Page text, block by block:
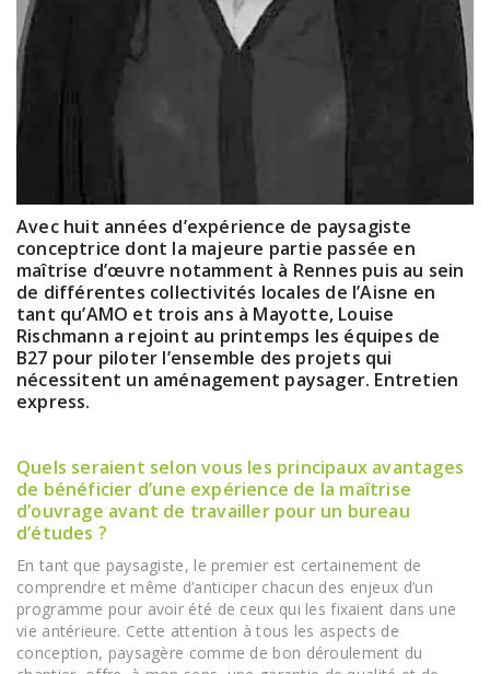
Avec huit années d’expérience de paysagiste
conceptrice dont la majeure partie passée en
maîtrise d’œuvre notamment à Rennes puis au sein
de différentes collectivités locales de l’Aisne en
tant qu’AMO et trois ans à Mayotte, Louise
Rischmann a rejoint au printemps les équipes de
B27 pour piloter l’ensemble des projets qui
nécessitent un aménagement paysager. Entretien
express.
Quels seraient selon vous les principaux avantages
de bénéficier d’une expérience de la maîtrise
d’ouvrage avant de travailler pour un bureau
d’études ?
En tant que paysagiste, le premier est certainement de
comprendre et même d’anticiper chacun des enjeux d’un
programme pour avoir été de ceux qui les fixaient dans une
vie antérieure. Cette attention à tous les aspects de
conception, paysagère comme de bon déroulement du